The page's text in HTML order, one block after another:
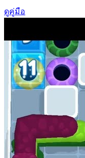
ดูคู่มือ